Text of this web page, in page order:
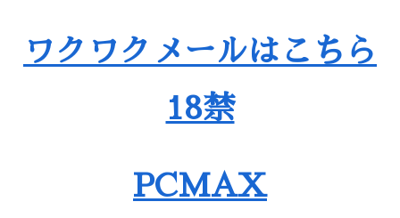
ワクワクメールはこちら
18禁
PCMAX